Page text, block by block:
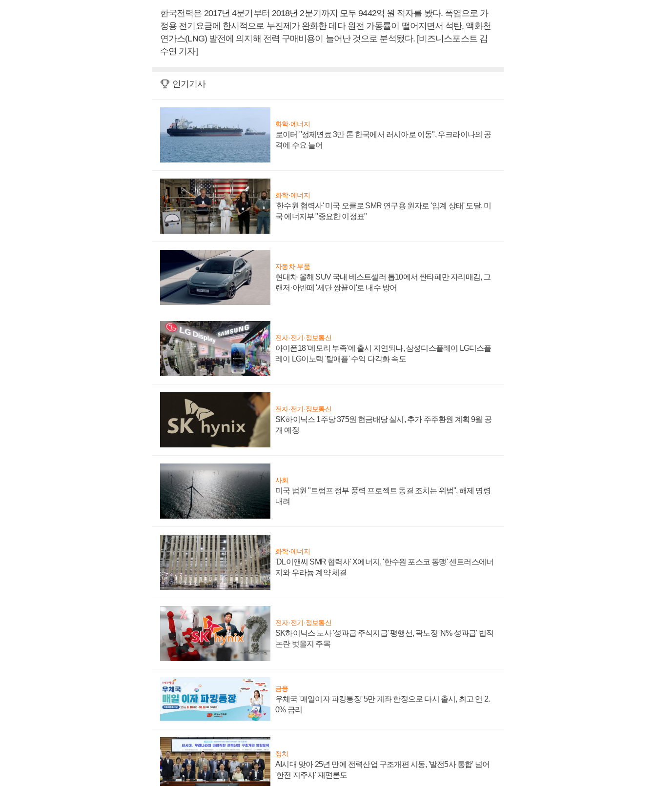
한국전력은 2017년 4분기부터 2018년 2분기까지 모두 9442억 원 적자를 봤다. 폭염으로 가
정용 전기요금에 한시적으로 누진제가 완화한 데다 원전 가동률이 떨어지면서 석탄, 액화천
연가스(LNG) 발전에 의지해 전력 구매비용이 늘어난 것으로 분석됐다. [비즈니스포스트 김
수연 기자]
인기기사
화학·에너지
로이터 "정제연료 3만 톤 한국에서 러시아로 이동", 우크라이나의 공
격에 수요 늘어
화학·에너지
'한수원 협력사' 미국 오클로 SMR 연구용 원자로 '임계 상태' 도달, 미
국 에너지부 "중요한 이정표"
자동차·부품
현대차 올해 SUV 국내 베스트셀러 톱10에서 싼타페만 자리매김, 그
랜저·아반떼 '세단 쌍끌이'로 내수 방어
전자·전기·정보통신
아이폰18 '메모리 부족'에 출시 지연되나, 삼성디스플레이 LG디스플
레이 LG이노텍 '탈애플' 수익 다각화 속도
전자·전기·정보통신
SK하이닉스 1주당 375원 현금배당 실시, 추가 주주환원 계획 9월 공
개 예정
사회
미국 법원 "트럼프 정부 풍력 프로젝트 동결 조치는 위법", 해제 명령
내려
화학·에너지
'DL이앤씨 SMR 협력사' X에너지, '한수원 포스코 동맹' 센트러스에너
지와 우라늄 계약 체결
전자·전기·정보통신
SK하이닉스 노사 '성과급 주식지급' 평행선, 곽노정 'N% 성과급' 법적
논란 벗을지 주목
금융
우체국 '매일이자 파킹통장' 5만 계좌 한정으로 다시 출시, 최고 연 2.
0% 금리
정치
AI시대 맞아 25년 만에 전력산업 구조개편 시동, '발전5사 통합' 넘어
'한전 지주사' 재편론도